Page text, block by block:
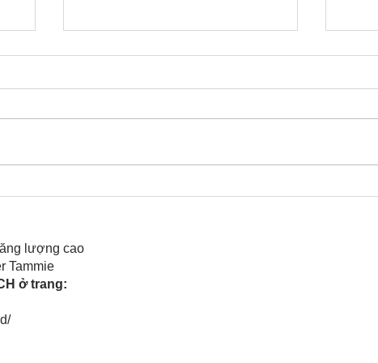
Cô Hoa Duong chia sẻ
lượng cao
Tammie
ở trang: